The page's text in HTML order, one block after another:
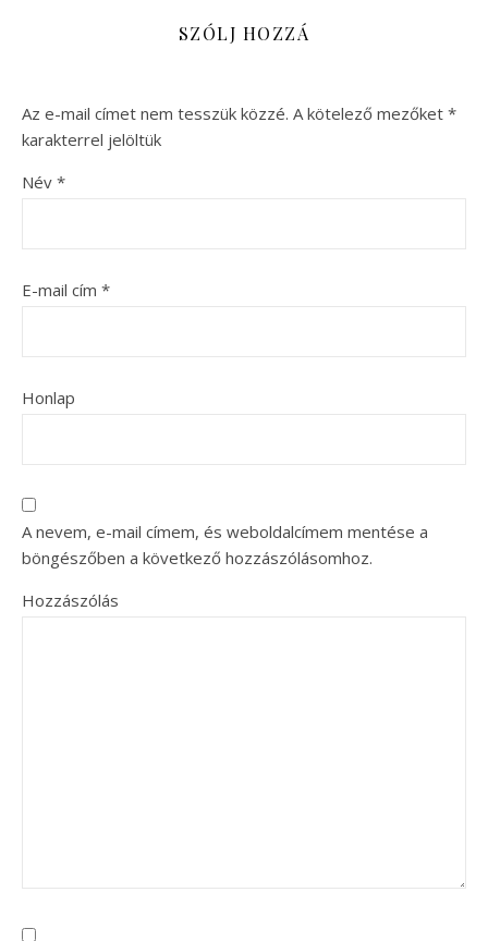
SZÓLJ HOZZÁ
Az e-mail címet nem tesszük közzé. A kötelező mezőket *
karakterrel jelöltük
Név *
E-mail cím *
Honlap
A nevem, e-mail címem, és weboldalcímem mentése a
böngészőben a következő hozzászólásomhoz.
Hozzászólás